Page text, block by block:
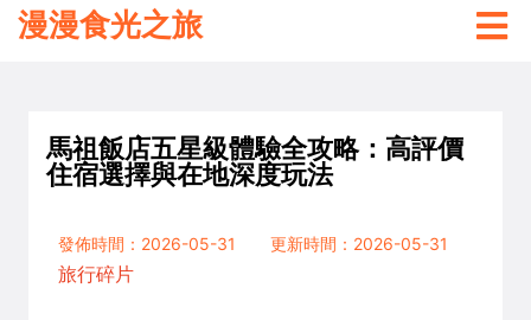
漫漫食光之旅
馬祖飯店五星級體驗全攻略：高評價
住宿選擇與在地深度玩法
發佈時間：2026-05-31
更新時間：2026-05-31
旅行碎片